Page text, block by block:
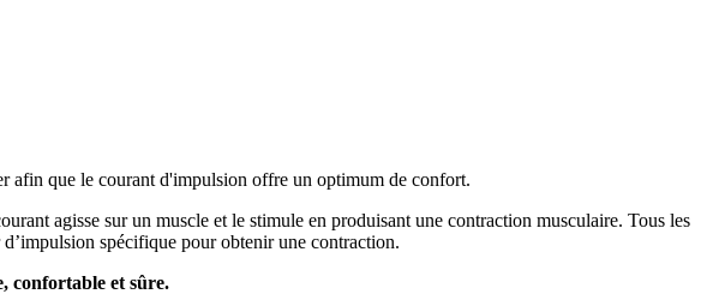
afin que le courant d'impulsion offre un optimum de confort.
agisse sur un muscle et le stimule en produisant une contraction musculaire. Tous les
spécifique pour obtenir une contraction.
confortable et sûre.